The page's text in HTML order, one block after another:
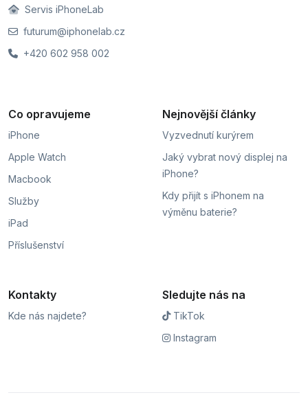
Servis iPhoneLab
futurum@iphonelab.cz
+420 602 958 002
Co opravujeme
iPhone
Apple Watch
Macbook
Služby
iPad
Příslušenství
Nejnovější články
Vyzvednutí kurýrem
Jaký vybrat nový displej na
iPhone?
Kdy přijít s iPhonem na
výměnu baterie?
Kontakty
Kde nás najdete?
Sledujte nás na
TikTok
Instagram